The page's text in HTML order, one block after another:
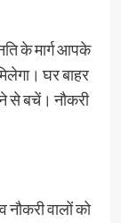
के मार्ग आपके
घर बाहर
से बचें। नौकरी
वालों को